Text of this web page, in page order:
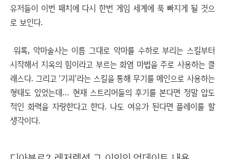
유저들이 이번 패치에 다시 한번 게임 세계에 푹 빠지게 될 것으
로 보인다.
워록, 악마술사는 이름 그대로 악마를 수하로 부리는 스킬부터
시작해서 지옥의 힘이라고 부르는 화염 마법을 주로 사용하는 클
래스다. 그리고 '기괴'라는 스킬을 통해 무기를 메인으로 사용하는
형태도 있었는데… 현재 스트리머들의 후기를 본다면 정말 압도
적인 화력을 자랑한다고 한다. 나도 여유가 된다면 플레이를 할
생각이다.